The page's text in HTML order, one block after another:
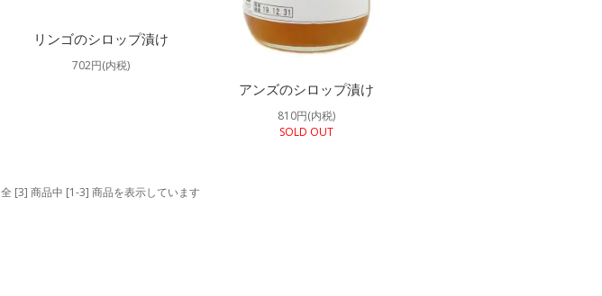
リンゴのシロップ漬け
702円(内税)
アンズのシロップ漬け
810円(内税)
SOLD OUT
全 [3] 商品中 [1-3] 商品を表示しています